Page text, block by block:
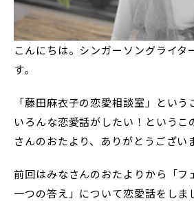
こんにちは。シンガーソングライタ
す。
「藤田麻衣子の恋愛相談室」とい
いろんな恋愛話がしたい！というこ
さんのおたより、ありがとうござい
前回はみなさんのおたよりから「フ
一つの答え」について恋愛話をしま